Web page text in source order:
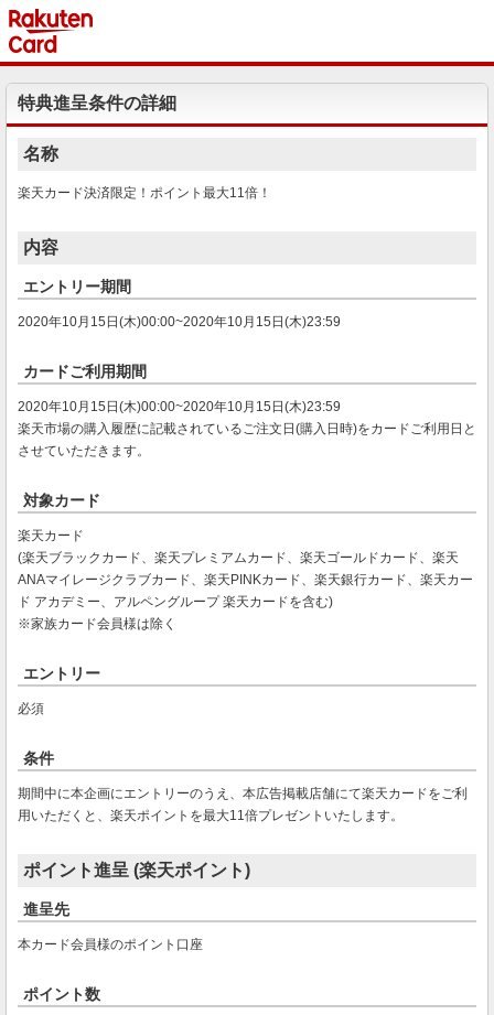
特典進呈条件の詳細
名称
楽天カード決済限定！ポイント最大11倍！
内容
エントリー期間
2020年10月15日(木)00:00~2020年10月15日(木)23:59
カードご利用期間
2020年10月15日(木)00:00~2020年10月15日(木)23:59
楽天市場の購入履歴に記載されているご注文日(購入日時)をカードご利用日と
させていただきます。
対象カード
楽天カード
(楽天ブラックカード、楽天プレミアムカード、楽天ゴールドカード、楽天
ANAマイレージクラブカード、楽天PINKカード、楽天銀行カード、楽天カー
ド アカデミー、アルペングループ 楽天カードを含む)
※家族カード会員様は除く
エントリー
必須
条件
期間中に本企画にエントリーのうえ、本広告掲載店舗にて楽天カードをご利
用いただくと、楽天ポイントを最大11倍プレゼントいたします。
ポイント進呈 (楽天ポイント)
進呈先
本カード会員様のポイント口座
ポイント数